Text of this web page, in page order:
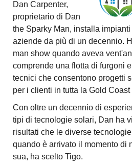
Dan Carpenter,
proprietario di Dan
the Sparky Man, installa
aziende da più di un decennio.
man show quando aveva
comprende una flotta di furgoni
tecnici che consentono progetti
per i clienti in tutta la Gold
Con oltre un decennio di
tipi di tecnologie solari, Dan ha
risultati che le diverse
quando è arrivato il momento di
sua, ha scelto Tigo.